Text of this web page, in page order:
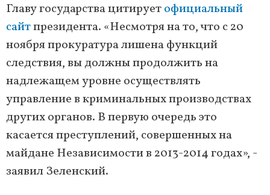
Главу государства цитируетофициальный
сайтпрезидента. «Несмотря на то, что с 20
ноября прокуратура лишена функций
следствия, вы должны продолжить на
надлежащем уровне осуществлять
управление в криминальных производствах
других органов. В первую очередь это
касается преступлений, совершенных на
майдане Независимости в 2013-2014 годах», -
заявил Зеленский.